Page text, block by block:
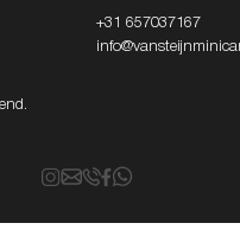
+31 657037167